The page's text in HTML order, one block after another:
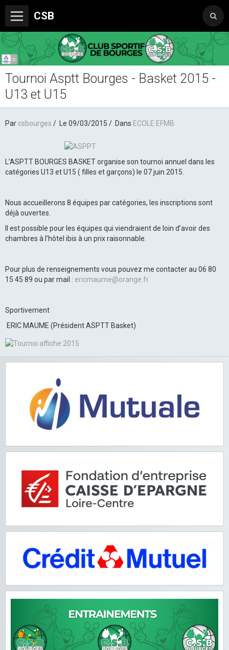
CSB
Le Club
Boutique du CSB
Photos
Vidéos
Sondages
Tournoi Asptt Bourges - Basket 2015 -
U13 et U15
Par csbourges Le 09/03/2015 Dans ECOLE EFMB
L’ASPTT BOURGES BASKET organise son tournoi annuel dans les
catégories U13 et U15 ( filles et garçons) le 07 juin 2015.
Nous accueillerons 8 équipes par catégories, les inscriptions sont
déjà ouvertes.
Il est possible pour les équipes qui viendraient de loin d’avoir des
chambres à l’hôtel ibis à un prix raisonnable.
Pour plus de renseignements vous pouvez me contacter au 06 80
15 45 89 ou par mail : ericmaume@orange.fr
Sportivement
ERIC MAUME (Président ASPTT Basket)